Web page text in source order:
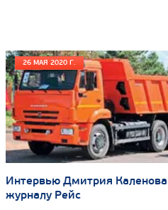
26 МАЯ 2020 Г.
Интервью Дмитрия Каленова
журналу Рейс